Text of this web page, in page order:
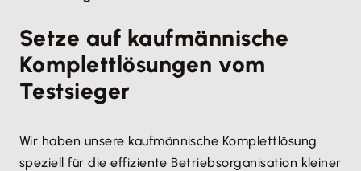
Setze auf kaufmännische
Komplettlösungen vom
Testsieger
Wir haben unsere kaufmännische Komplettlösung
speziell für die effiziente Betriebsorganisation kleiner